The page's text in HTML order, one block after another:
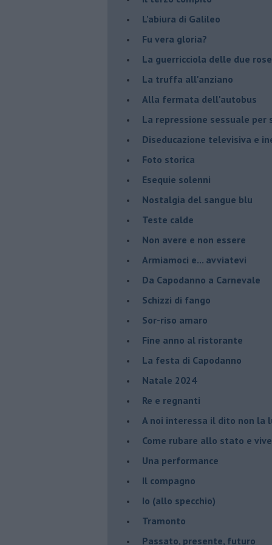
L'abiura di Galileo
Fu vera gloria?
La guerricciola delle due rose
La truffa all'anziano
Alla fermata dell'autobus
La repressione sessuale per
Diseducazione televisiva e
Foto storica
Esequie solenni
Nostalgia del sangue blu
Teste calde
Non avere e non essere
Armiamoci e... avviatevi
Da Capodanno a Carnevale
Schizzi di fango
Sor-riso amaro
Fine anno al ristorante
La festa di Capodanno
Natale 2024
Re e regnanti
A noi interessa il dito non la
Come rubare allo stato e
Una performance
Il compagno
​Io (allo specchio)
Tramonto
Passato, presente, futuro